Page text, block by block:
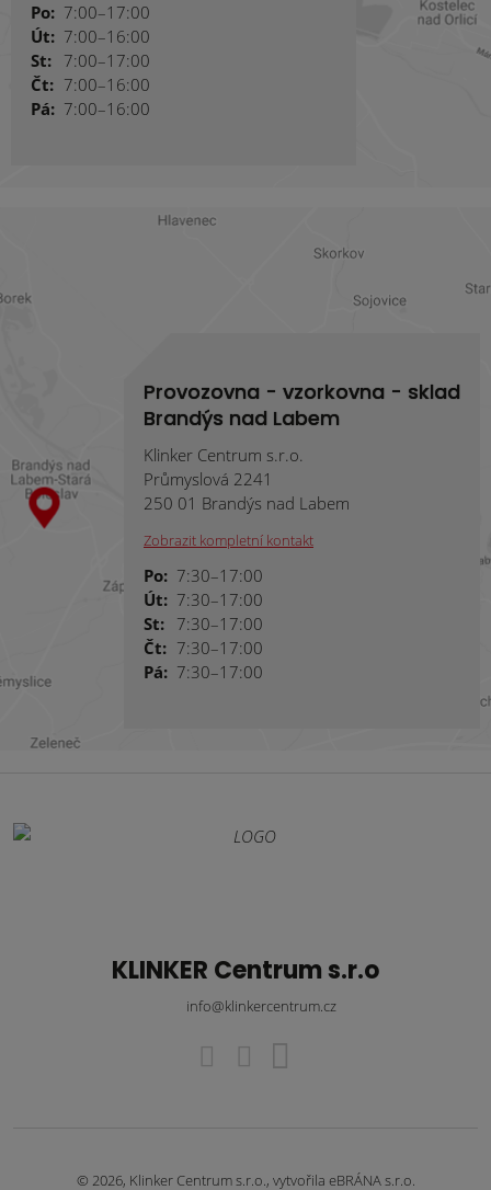
Po: 7:00–17:00
Út: 7:00–16:00
St: 7:00–17:00
Čt: 7:00–16:00
Pá: 7:00–16:00
Provozovna - vzorkovna - sklad
Brandýs nad Labem
Klinker Centrum s.r.o.
Průmyslová 2241
250 01 Brandýs nad Labem
Zobrazit kompletní kontakt
Po: 7:30–17:00
Út: 7:30–17:00
St: 7:30–17:00
Čt: 7:30–17:00
Pá: 7:30–17:00
KLINKER Centrum s.r.o
info@klinkercentrum.cz
© 2026, Klinker Centrum s.r.o., vytvořila eBRÁNA s.r.o.